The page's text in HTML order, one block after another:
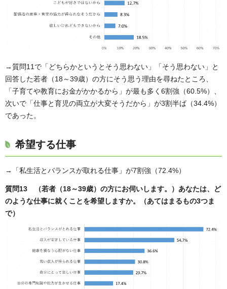
→質問11で「どちらかというとそう思わない」「そう思わない」と
回答した若者（18～39歳）の方にそう思う理由を尋ねたところ、
「子育てや教育にお金がかかるから」が最も多く6割強（60.5%）、
次いで「仕事と育児の両立が大変そうだから」が3割半ば（34.4%）
であった。
希望する仕事
→「私生活とバランスが取れる仕事」が7割強（72.4%）
質問13 （若者（18～39歳）の方にお伺いします。）あなたは、ど
のような仕事に就くことを希望しますか。（あてはまるもの3つま
で）